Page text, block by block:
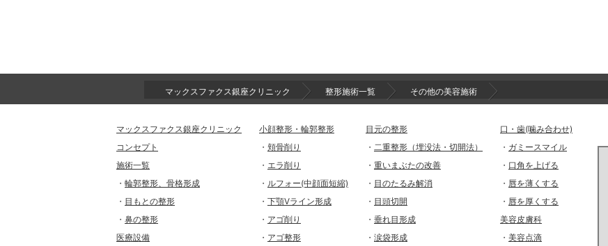
マックスファクス銀座クリニック 整形施術一覧 その他の美容施術
マックスファクス銀座クリニック
コンセプト
施術一覧
・ 輪郭整形、骨格形成
・ 目もとの整形
・ 鼻の整形
医療設備
小顔整形・輪郭整形
・ 頬骨削り
・ エラ削り
・ ルフォー(中顔面短縮)
・ 下顎Vライン形成
・ アゴ削り
・ アゴ整形
目元の整形
・ 二重整形（埋没法・切開法）
・ 重いまぶたの改善
・ 目のたるみ解消
・ 目頭切開
・ 垂れ目形成
・ 涙袋形成
口・歯(噛み合わせ)
・ ガミースマイル
・ 口角を上げる
・ 唇を薄くする
・ 唇を厚くする
美容皮膚科
・ 美容点滴